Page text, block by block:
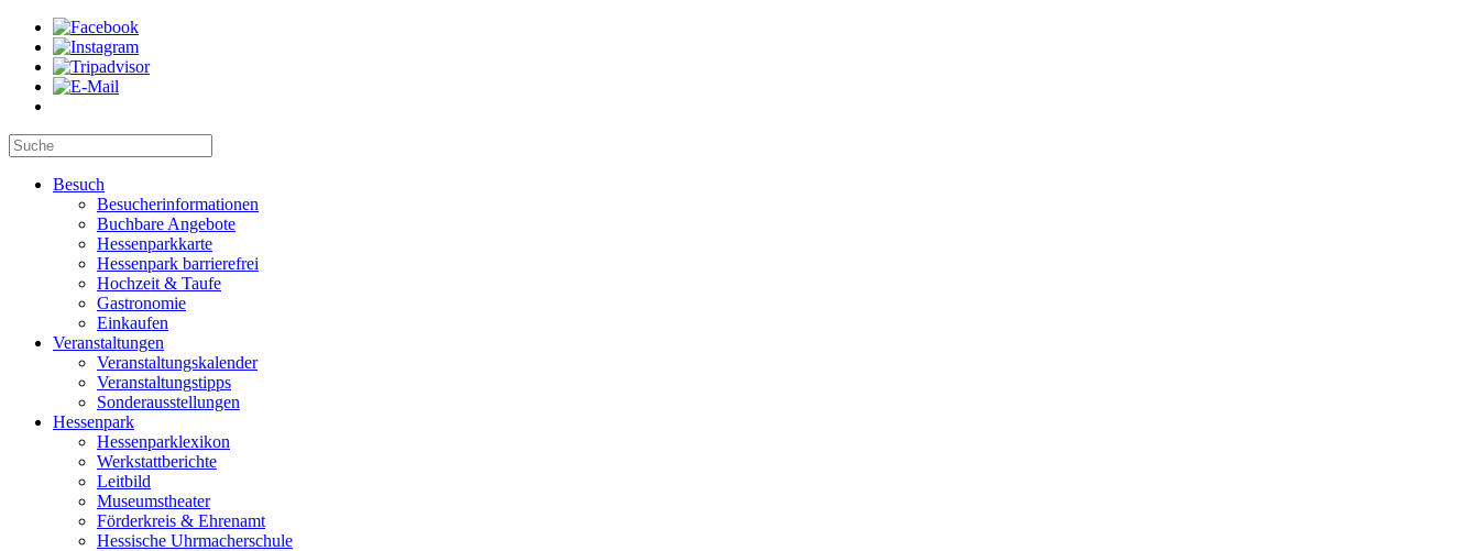
Besuch
Besucherinformationen
Buchbare Angebote
Hessenparkkarte
Hessenpark barrierefrei
Hochzeit & Taufe
Gastronomie
Einkaufen
Veranstaltungen
Veranstaltungskalender
Veranstaltungstipps
Sonderausstellungen
Hessenpark
Hessenparklexikon
Werkstattberichte
Leitbild
Museumstheater
Förderkreis & Ehrenamt
Hessische Uhrmacherschule